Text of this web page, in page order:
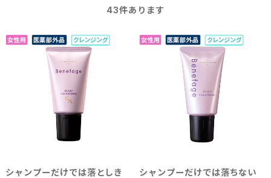
43件あります
シャンプーだけでは落としき
シャンプーだけでは落ちない